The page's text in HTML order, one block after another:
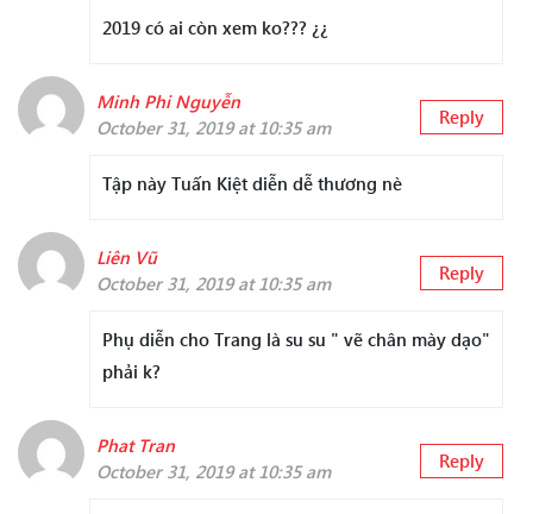
2019 có ai còn xem ko??? ¿¿
Minh Phi Nguyễn
October 31, 2019 at 10:35 am
Reply
Tập này Tuấn Kiệt diễn dễ thương nè
Liên Vũ
October 31, 2019 at 10:35 am
Reply
Phụ diễn cho Trang là su su " vẽ chân mày dạo"
phải k?
Phat Tran
October 31, 2019 at 10:35 am
Reply